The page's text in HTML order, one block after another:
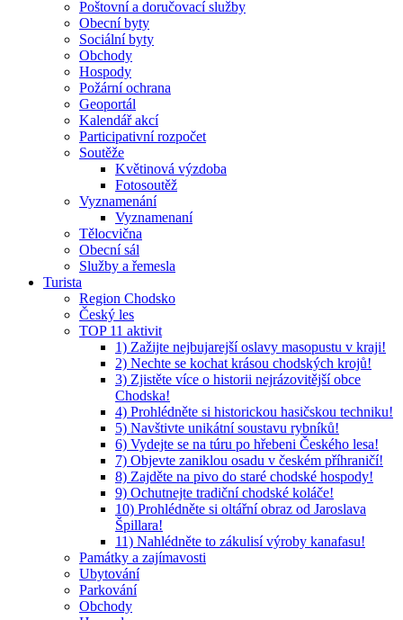
Poštovní a doručovací služby
Obecní byty
Sociální byty
Obchody
Hospody
Požární ochrana
Geoportál
Kalendář akcí
Participativní rozpočet
Soutěže
Květinová výzdoba
Fotosoutěž
Vyznamenání
Vyznamenaní
Tělocvična
Obecní sál
Služby a řemesla
Turista
Region Chodsko
Český les
TOP 11 aktivit
1) Zažijte nejbujarejší oslavy masopustu v kraji!
2) Nechte se kochat krásou chodských krojů!
3) Zjistěte více o historii nejrázovitější obce
Chodska!
4) Prohlédněte si historickou hasičskou techniku!
5) Navštivte unikátní soustavu rybníků!
6) Vydejte se na túru po hřebeni Českého lesa!
7) Objevte zaniklou osadu v českém příhraničí!
8) Zajděte na pivo do staré chodské hospody!
9) Ochutnejte tradiční chodské koláče!
10) Prohlédněte si oltářní obraz od Jaroslava
Špillara!
11) Nahlédněte to zákulisí výroby kanafasu!
Památky a zajímavosti
Ubytování
Parkování
Obchody